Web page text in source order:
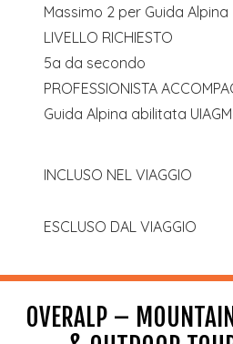
Massimo 2 per Guida Alpina
LIVELLO RICHIESTO
5a da secondo
PROFESSIONISTA
Guida Alpina abilitata UIAGM
INCLUSO NEL VIAGGIO
ESCLUSO DAL VIAGGIO
OVERALP –